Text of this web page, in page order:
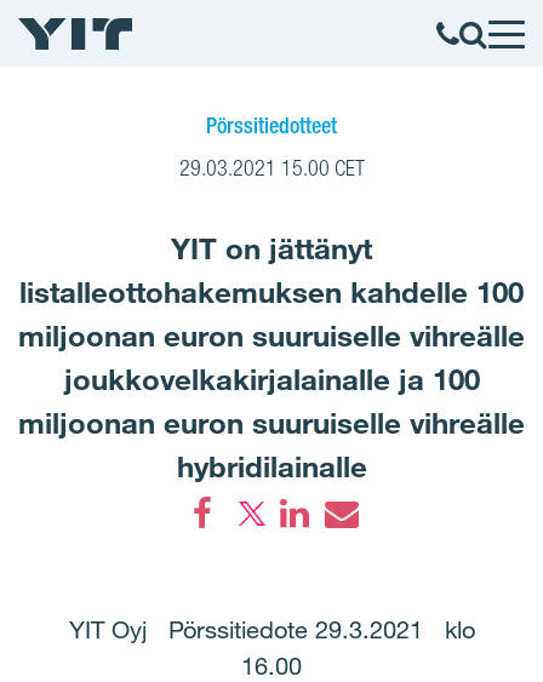
Pörssitiedotteet
29.03.2021 15.00 CET
YIT on jättänyt
listalleottohakemuksen kahdelle 100
miljoonan euron suuruiselle vihreälle
joukkovelkakirjalainalle ja 100
miljoonan euron suuruiselle vihreälle
hybridilainalle
YIT Oyj Pörssitiedote 29.3.2021 klo
16.00